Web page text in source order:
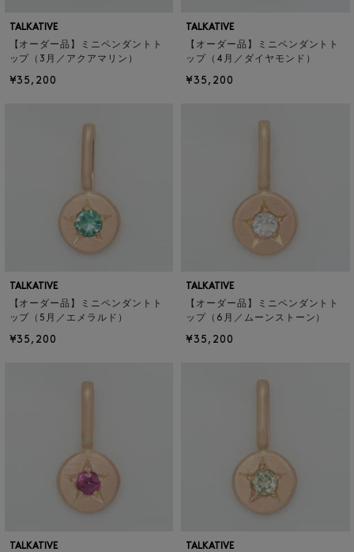
TALKATIVE
【オーダー品】ミニペンダントト
ップ（3月／アクアマリン）
¥35,200
TALKATIVE
【オーダー品】ミニペンダントト
ップ（4月／ダイヤモンド）
¥35,200
TALKATIVE
【オーダー品】ミニペンダントト
ップ（5月／エメラルド）
¥35,200
TALKATIVE
【オーダー品】ミニペンダントト
ップ（6月／ムーンストーン）
¥35,200
TALKATIVE
TALKATIVE